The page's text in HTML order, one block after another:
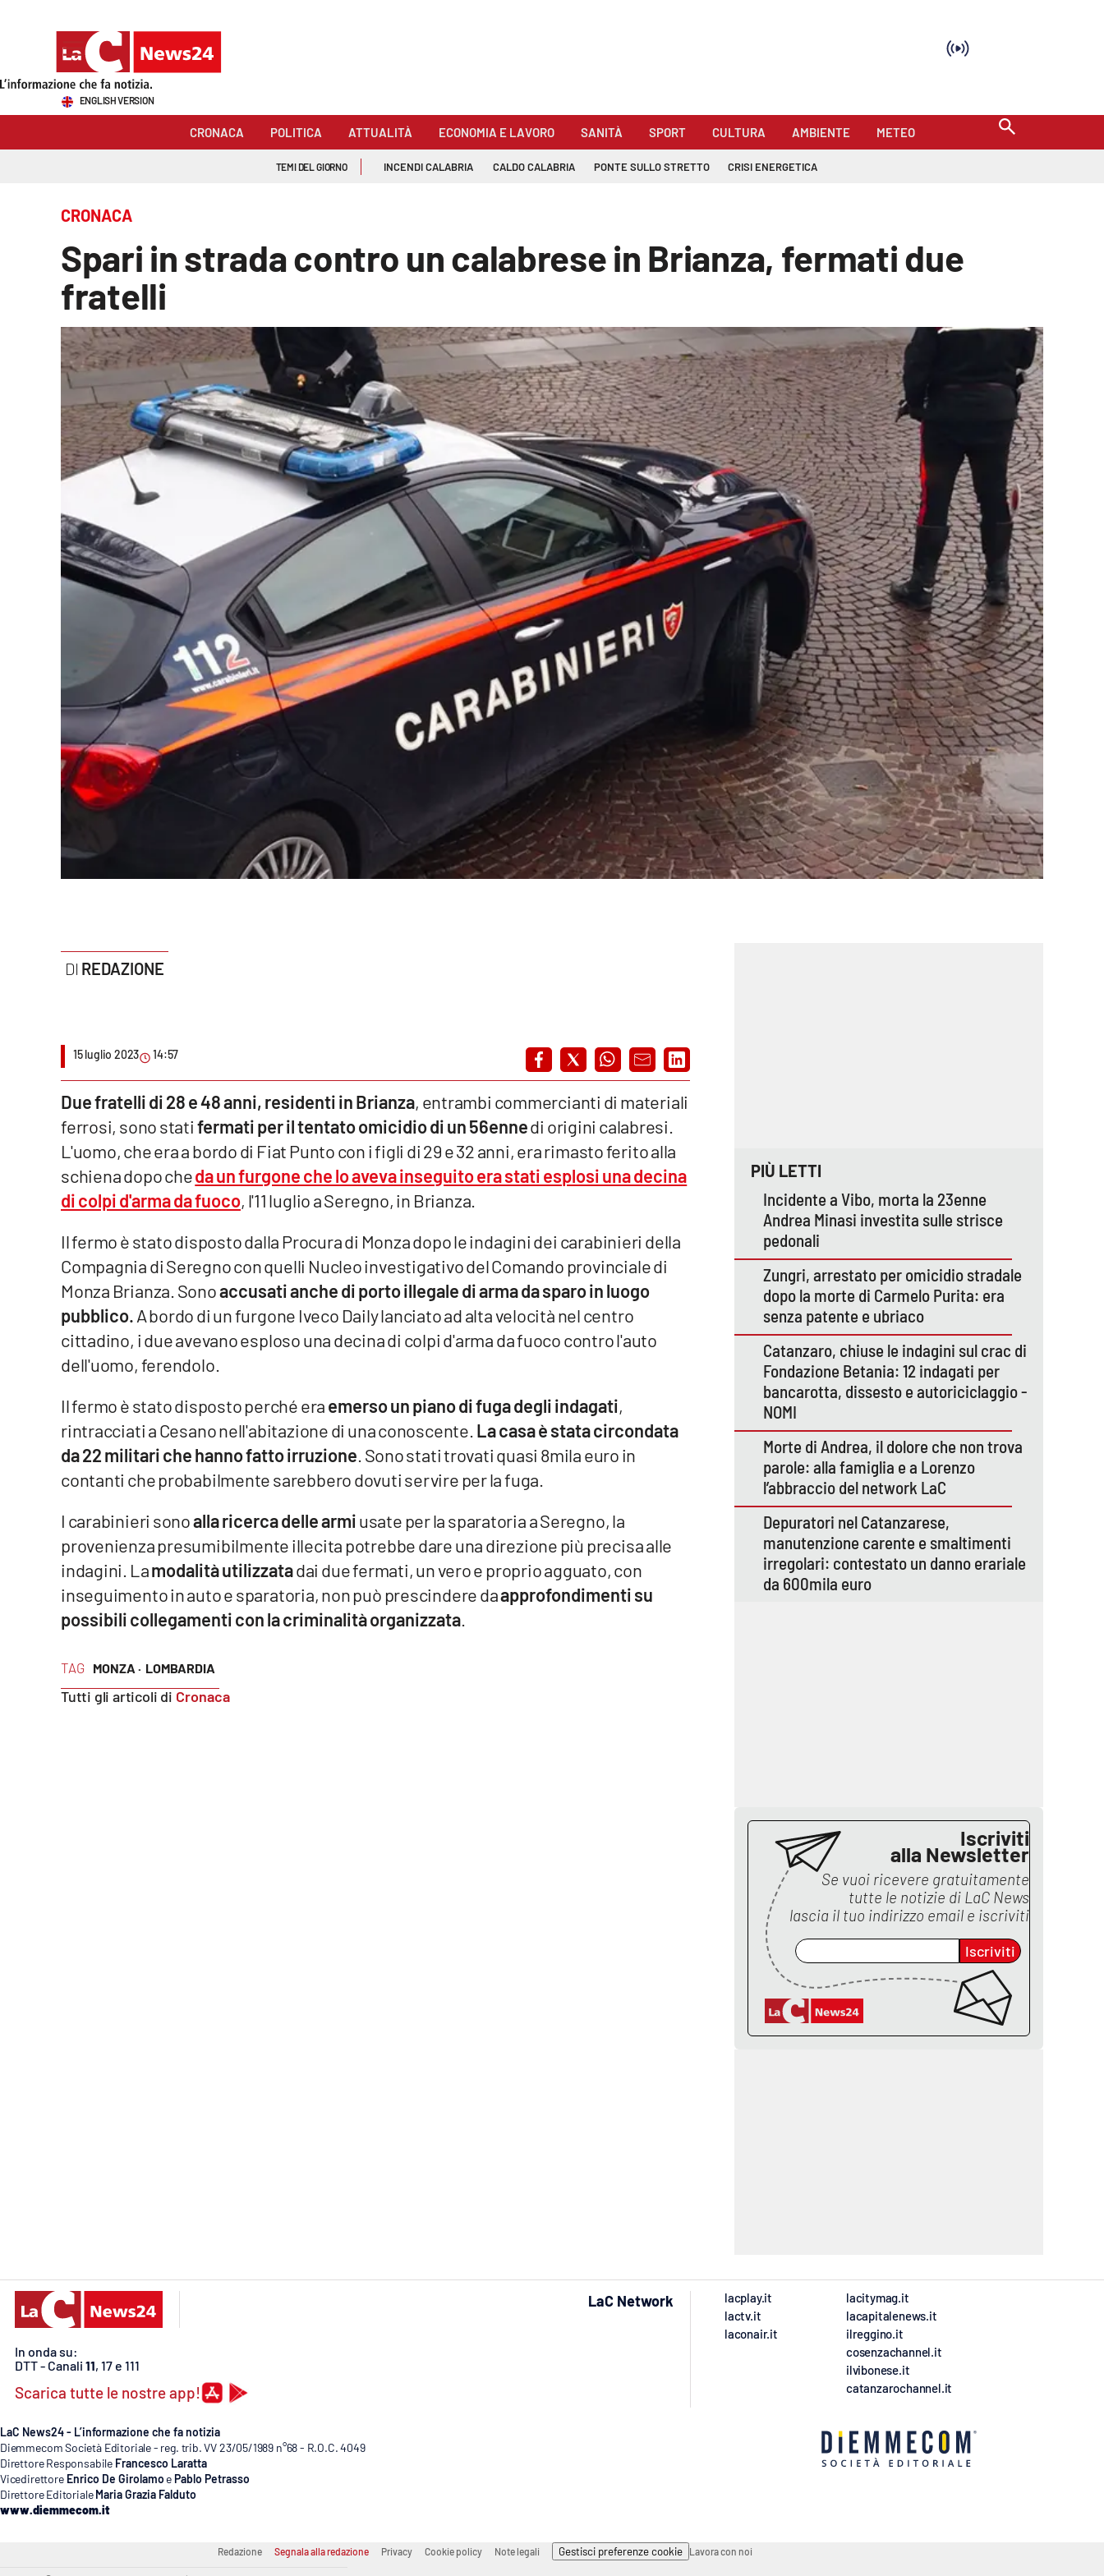
Sezioni
Economia e lavoro
Italia Mondo
Parchi Marini Calabria
Imprese Di Calabria
Venti di comunicazione
Streaming
LaC Network
Vibo Valentia
Catanzarochannel.it
App
ENGLISH VERSION
CRONACA POLITICA ATTUALITÀ ECONOMIA E LAVORO SANITÀ SPORT CULTURA AMBIENTE METEO
TEMI DEL GIORNO INCENDI CALABRIA CALDO CALABRIA PONTE SULLO STRETTO CRISI ENERGETICA
CRONACA
Spari in strada contro un calabrese in Brianza, fermati due
fratelli
REDAZIONE
15 luglio 2023 14:57
TAG MONZA · LOMBARDIA
Tutti gli articoli di Cronaca
Due fratelli di 28 e 48 anni, residenti in Brianza, entrambi commercianti di materiali
ferrosi, sono statifermati per il tentato omicidio di un 56ennedi origini calabresi.
L'uomo, che era a bordo di Fiat Punto con i figli di 29 e 32 anni, era rimasto ferito alla
schiena dopo cheda un furgone che lo aveva inseguito era stati esplosi una decina
di colpi d'arma da fuoco, l'11 luglio a Seregno, in Brianza.
Il fermo è stato disposto dalla Procura di Monza dopo le indagini dei carabinieri della
Compagnia di Seregno con quelli Nucleo investigativo del Comando provinciale di
Monza Brianza. Sonoaccusati anche di porto illegale di arma da sparo in luogo
pubblico.A bordo di un furgone Iveco Daily lanciato ad alta velocità nel centro
cittadino, i due avevano esploso una decina di colpi d'arma da fuoco contro l'auto
dell'uomo, ferendolo.
Il fermo è stato disposto perché eraemerso un piano di fuga degli indagati,
rintracciati a Cesano nell'abitazione di una conoscente. La casa è stata circondata
da 22 militari che hanno fatto irruzione . Sono stati trovati quasi 8mila euro in
contanti che probabilmente sarebbero dovuti servire per la fuga.
I carabinieri sonoalla ricerca delle armiusate per la sparatoria a Seregno, la
provenienza presumibilmente illecita potrebbe dare una direzione più precisa alle
indagini. Lamodalità utilizzatadai due fermati, un vero e proprio agguato, con
inseguimento in auto e sparatoria, non può prescindere daapprofondimenti su
possibili collegamenti con la criminalità organizzata
PIÙ LETTI
Incidente a Vibo, morta la 23enne
Andrea Minasi investita sulle strisce
pedonali
Zungri, arrestato per omicidio stradale
dopo la morte di Carmelo Purita: era
senza patente e ubriaco
Catanzaro, chiuse le indagini sul crac di
Fondazione Betania: 12 indagati per
bancarotta, dissesto e autoriciclaggio -
NOMI
Morte di Andrea, il dolore che non trova
parole: alla famiglia e a Lorenzo
l’abbraccio del network LaC
Depuratori nel Catanzarese,
manutenzione carente e smaltimenti
irregolari: contestato un danno erariale
da 600mila euro
Iscriviti
alla Newsletter
Se vuoi ricevere gratuitamente
tutte le notizie di LaC News
lascia il tuo indirizzo email e iscriviti
Iscriviti
In onda su:
DTT - Canali 11, 17 e 111
Scarica tutte le nostre app!
LaC Network
lacplay.it
lactv.it
laconair.it
lacitymag.it
lacapitalenews.it
ilreggino.it
cosenzachannel.it
ilvibonese.it
catanzarochannel.it
LaC News24 - L’informazione che fa notizia
Diemmecom Società Editoriale - reg. trib. VV 23/05/1989 n°68 - R.O.C. 4049
Direttore Responsabile Francesco Laratta
Vicedirettore Enrico De Girolamo e Pablo Petrasso
Direttore Editoriale Maria Grazia Falduto
www.diemmecom.it
Redazione Segnala alla redazione Privacy Cookie policy Note legali Gestisci preferenze cookie Lavora con noi